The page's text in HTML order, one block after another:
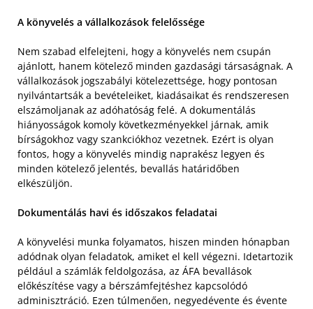
A könyvelés a vállalkozások felelőssége
Nem szabad elfelejteni, hogy a könyvelés nem csupán
ajánlott, hanem kötelező minden gazdasági társaságnak. A
vállalkozások jogszabályi kötelezettsége, hogy pontosan
nyilvántartsák a bevételeiket, kiadásaikat és rendszeresen
elszámoljanak az adóhatóság felé. A dokumentálás
hiányosságok komoly következményekkel járnak, amik
bírságokhoz vagy szankciókhoz vezetnek. Ezért is olyan
fontos, hogy a könyvelés mindig naprakész legyen és
minden kötelező jelentés, bevallás határidőben
elkészüljön.
Dokumentálás havi és időszakos feladatai
A könyvelési munka folyamatos, hiszen minden hónapban
adódnak olyan feladatok, amiket el kell végezni. Idetartozik
például a számlák feldolgozása, az ÁFA bevallások
előkészítése vagy a bérszámfejtéshez kapcsolódó
adminisztráció. Ezen túlmenően, negyedévente és évente